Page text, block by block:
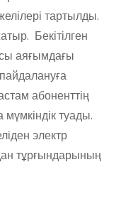
тартылды.
Бекітілген
аяғымдағы
абоненттің
туады.
электр
тұрғындарының